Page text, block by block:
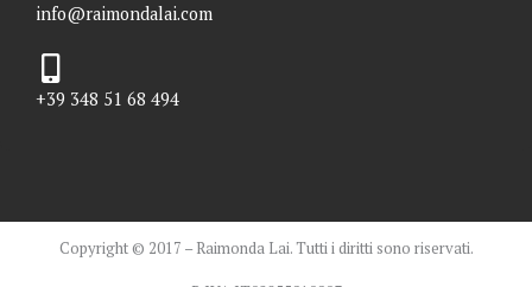
info@raimondalai.com
+39 348 51 68 494
Copyright © 2017 – Raimonda Lai. Tutti i diritti sono riservati.